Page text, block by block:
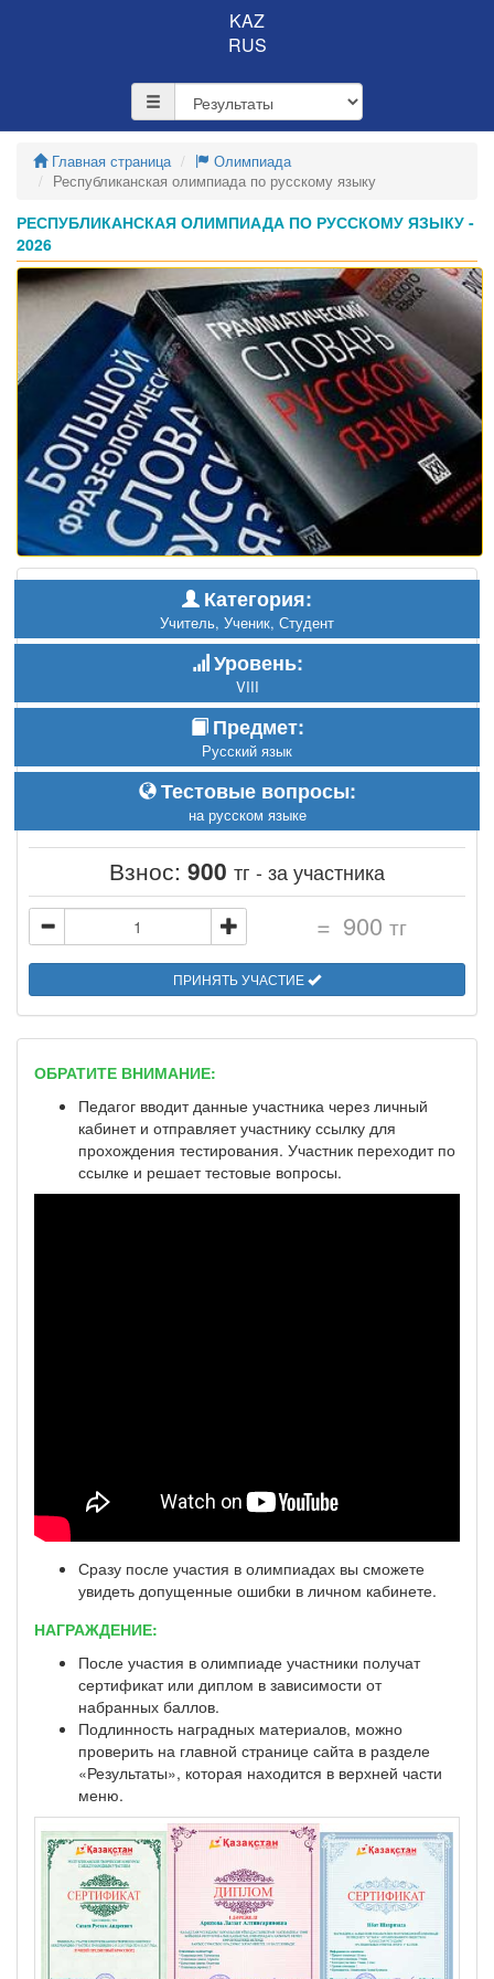
KAZ
RUS
Главная страница
Олимпиада
Республиканская олимпиада по русскому языку
РЕСПУБЛИКАНСКАЯ ОЛИМПИАДА ПО РУССКОМУ ЯЗЫКУ -
2026
Категория:
Учитель, Ученик, Студент
Уровень:
VIII
Предмет:
Русский язык
Тестовые вопросы:
на русском языке
Взнос: 900 тг - за участника
= 900 тг
ПРИНЯТЬ УЧАСТИЕ
ОБРАТИТЕ ВНИМАНИЕ:
Педагог вводит данные участника через личный
кабинет и отправляет участнику ссылку для
прохождения тестирования. Участник переходит по
ссылке и решает тестовые вопросы.
Сразу после участия в олимпиадах вы сможете
увидеть допущенные ошибки в личном кабинете.
НАГРАЖДЕНИЕ:
После участия в олимпиаде участники получат
сертификат или диплом в зависимости от
набранных баллов.
Подлинность наградных материалов, можно
проверить на главной странице сайта в разделе
«Результаты», которая находится в верхней части
меню.